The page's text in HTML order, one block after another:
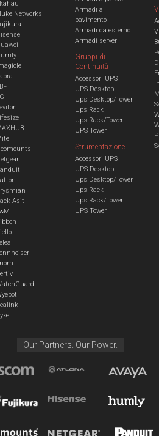
Networks
Asit
Armadi a
pavimento
Armadi da esterno
Armadi server
Gruppi di
Continuità
Accessori UPS
UPS Desktop
Ups Desktop/Tower
Ups Rack
Ups Rack/Tower
UPS Tower
Strumentazione
Accessori UPS
UPS Desktop
Ups Desktop/Tower
Ups Rack
Ups Rack/Tower
UPS Tower